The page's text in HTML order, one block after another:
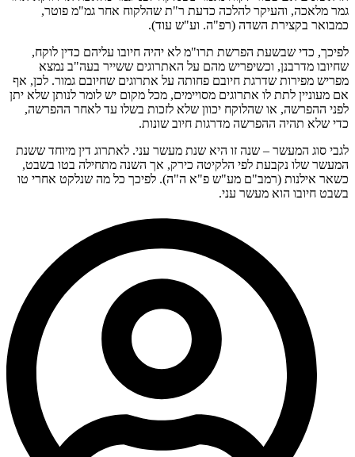
גמר מלאכה, והעיקר להלכה כדעת ר"ת שהלקוח אחר גמ"מ פוטר,
כמבואר בקצירת השדה (רפ"ה. וע"ש עוד).
לפיכך, כדי שבשעת הפרשת תרו"מ לא יהיה חיובו עליהם כדין לוקח,
שחיובו מדרבנן, וכשיפריש מהם על האתרוגים ששייר בעה"ב נמצא
מפריש מפירות שדרגת חיובם פחותה על אתרוגים שחיובם גמור. לכן, אף
אם מעוניין לתת לו אתרוגים מסויימים, מכל מקום יש לומר לנותן שלא יתן
לפני ההפרשה, או שהלוקח יכוון שלא לזכות בשלו עד לאחר ההפרשה,
כדי שלא תהיה ההפרשה מדרגות חיוב שונות.
לגבי סוג המעשר – שנה זו היא שנת מעשר עני. לאתרוג דין מיוחד ששנת
המעשר שלו נקבעת לפי הלקיטה כירק, אך השנה מתחילה בטו בשבט,
כשאר אילנות (רמב"ם מע"ש פ"א ה"ה). לפיכך כל מה שנלקט אחרי טו
בשבט חיובו הוא מעשר עני.